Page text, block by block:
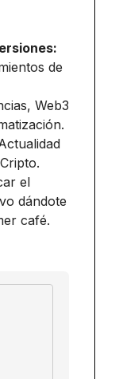
de
Web3
el
dándote
café.